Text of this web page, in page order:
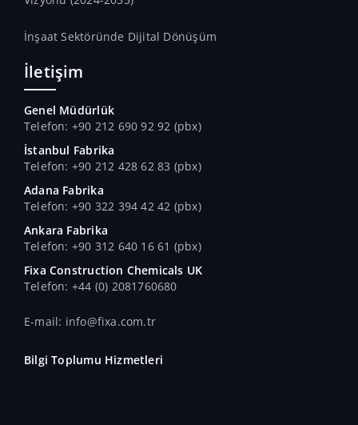
İnşaat Sektöründe Dijital Dönüşüm
İletişim
Genel Müdürlük
Telefon: +90 212 690 92 92 (pbx)
İstanbul Fabrika
Telefon: +90 212 428 62 83 (pbx)
Adana Fabrika
Telefon: +90 322 394 42 42 (pbx)
Ankara Fabrika
Telefon: +90 312 640 16 61 (pbx)
Fixa Construction Chemicals UK
Telefon: +44 (0) 2081760680
E-mail: info@fixa.com.tr
Bilgi Toplumu Hizmetleri